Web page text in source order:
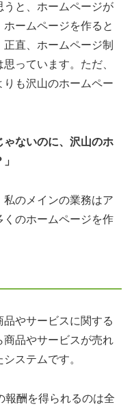
うと、ホームページが
ームページを作ると
直、ホームページ制
っています。ただ、
も沢山のホームペー
ゃないのに、沢山のホ
のメインの業務はア
くのホームページを作
やサービスに関する
商品やサービスが売れ
ステムです。
報酬を得られるのは全